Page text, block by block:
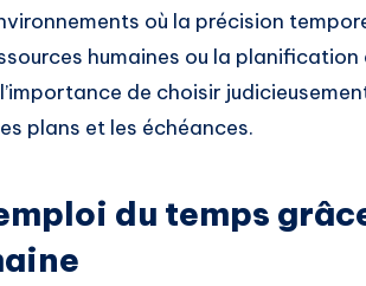
où la précision
humaines ou la planification
de choisir
plans et les échéances.
du temps